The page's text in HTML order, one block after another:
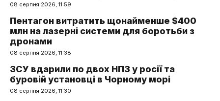
08 серпня 2026, 11:59
Пентагон витратить щонайменше $400
млн на лазерні системи для боротьби з
дронами
08 серпня 2026, 11:38
ЗСУ вдарили по двох НПЗ у росії та
буровій установці в Чорному морі
08 серпня 2026, 11:30